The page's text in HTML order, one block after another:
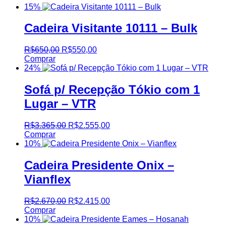
15%
Cadeira Visitante 10111 – Bulk
R$650,00 R$550,00
Comprar
24%
Sofá p/ Recepção Tókio com 1
Lugar – VTR
R$3.365,00 R$2.555,00
Comprar
10%
Cadeira Presidente Onix –
Vianflex
R$2.670,00 R$2.415,00
Comprar
10%